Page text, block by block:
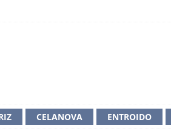
ENTROIDO
CELANOVA